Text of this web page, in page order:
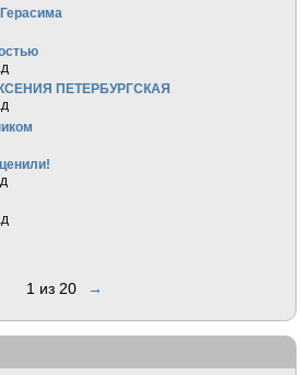
ПЕТЕРБУРГСКАЯ
1 из 20 →